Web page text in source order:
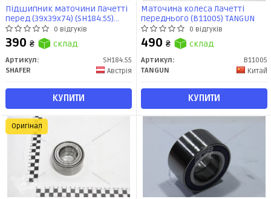
Підшипник маточини Лачетті
перед (39x39x74) (SH184.55)
SHAFER
0 відгуків
390 ₴ склад
Артикул:
SH184.55
SHAFER
Австрія
КУПИТИ
Маточина колеса Лачетті
переднього (B11005) TANGUN
0 відгуків
490 ₴ склад
Артикул:
B11005
TANGUN
Китай
КУПИТИ
Оригінал